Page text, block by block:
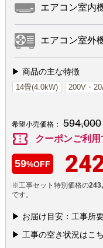
エアコン室内
エアコン室外
▶ 商品の主な特徴
14畳(4.0kW) 200V・
希望小売価格： 594,000
confirmation_number クーポンご利用
59%OFF
※工事セット特別価格の
です。
▶ お届け目安：工事所
▶ 工事の空き状況はこ